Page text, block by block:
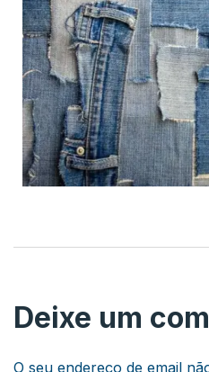
Deixe um
O seu endereço de email